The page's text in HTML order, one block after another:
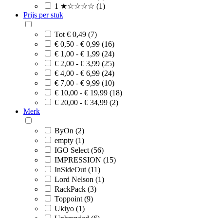
1 ★☆☆☆☆ (1)
Prijs per stuk
Tot € 0,49 (7)
€ 0,50 - € 0,99 (16)
€ 1,00 - € 1,99 (24)
€ 2,00 - € 3,99 (25)
€ 4,00 - € 6,99 (24)
€ 7,00 - € 9,99 (10)
€ 10,00 - € 19,99 (18)
€ 20,00 - € 34,99 (2)
Merk
ByOn (2)
empty (1)
IGO Select (56)
IMPRESSION (15)
InSideOut (11)
Lord Nelson (1)
RackPack (3)
Toppoint (9)
Ukiyo (1)